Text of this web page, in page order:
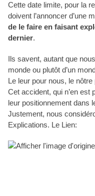
Cette date limite, pour la
doivent l’annoncer d’une
de le faire en faisant
dernier.
Ils savent, autant que
monde ou plutôt d’un
Le leur pour nous, le nôtre
Cet accident, qui n’en est
leur positionnement dans
Justement, nous
Explications. Le Lien: